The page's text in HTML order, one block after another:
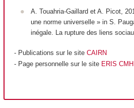
A. Touahria-Gaillard et A. Picot,
une norme universelle » in S.
inégale. La rupture des liens
- Publications sur le site CAIRN
- Page personnelle sur le site ERIS CMH